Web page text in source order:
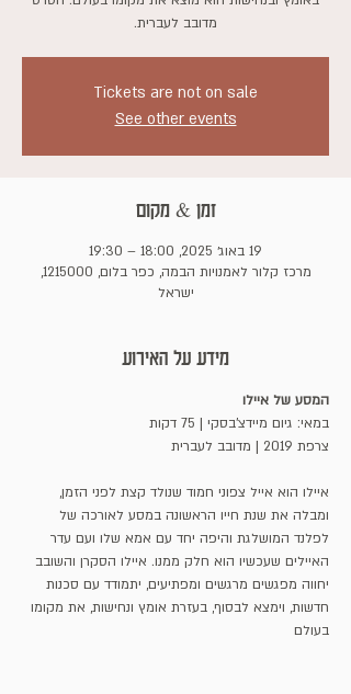
מדובב לעברית.
Tickets are not on sale
See other events
זמן & מקום
19 באוג׳ 2025, 18:00 – 19:30
מרכז קלור לאמנויות הבמה, כפר בלום, 1215000,
ישראל
מידע על האירוע
המסע של איילו
במאי: גיום מיידצ'בסקי | 75 דקות
צרפת 2019 | מדובב לעברית
איילו הוא אייל צפוני חמוד שנולד קצת לפני הזמן,
ומבלה את שנת חייו הראשונה במסע לאורכה של
לפלנד המושלגת והיפה יחד עם אמא שלו ועם עדר
האיילים שעכשיו הוא חלק ממנו. איילו הסקרן והשובב
יחווה מפגשים מרגשים ומפתיעים, יתמודד עם סכנות
חדשות, וימצא לבסוף, בעזרת אומץ ונחישות, את מקומו
בעולם